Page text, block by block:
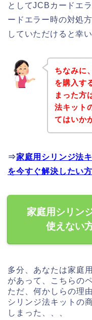
としてJCBカードエ
ードエラー時の対処
していただけると幸い
ちなみに
を購入す
まった方
法キット
てはいか
⇒家庭用シリンジ法
を今すぐ解決したい
家庭用シリン
使えない
多分、あなたは家庭
があって、こちらの
ただ、何かしらの理
シリンジ法キットの
しまった、、、